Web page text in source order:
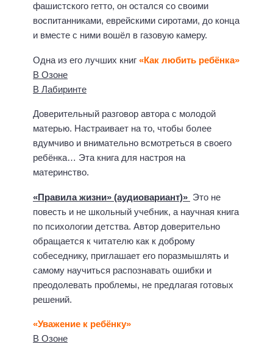
фашистского гетто, он остался со своими
воспитанниками, еврейскими сиротами, до конца
и вместе с ними вошёл в газовую камеру.
Одна из его лучших книг «Как любить ребёнка»
В Озоне
В Лабиринте
Доверительный разговор автора с молодой
матерью. Настраивает на то, чтобы более
вдумчиво и внимательно всмотреться в своего
ребёнка… Эта книга для настроя на
материнство.
«Правила жизни» (аудиовариант)» Это не
повесть и не школьный учебник, а научная книга
по психологии детства. Автор доверительно
обращается к читателю как к доброму
собеседнику, приглашает его поразмышлять и
самому научиться распознавать ошибки и
преодолевать проблемы, не предлагая готовых
решений.
«Уважение к ребёнку»
В Озоне